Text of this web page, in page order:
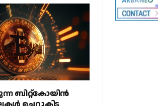
ബിറ്റ്കോയിൻ